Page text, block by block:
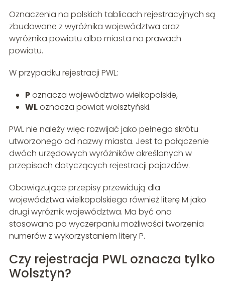
Oznaczenia na polskich tablicach rejestracyjnych są
zbudowane z wyróżnika województwa oraz
wyróżnika powiatu albo miasta na prawach
powiatu.
W przypadku rejestracji PWL:
Poznacza województwo wielkopolskie,
WLoznacza powiat wolsztyński.
PWL nie należy więc rozwijać jako pełnego skrótu
utworzonego od nazwy miasta. Jest to połączenie
dwóch urzędowych wyróżników określonych w
przepisach dotyczących rejestracji pojazdów.
Obowiązujące przepisy przewidują dla
województwa wielkopolskiego również literę M jako
drugi wyróżnik województwa. Ma być ona
stosowana po wyczerpaniu możliwości tworzenia
numerów z wykorzystaniem litery P.
Czy rejestracja PWL oznacza tylko
Wolsztyn?